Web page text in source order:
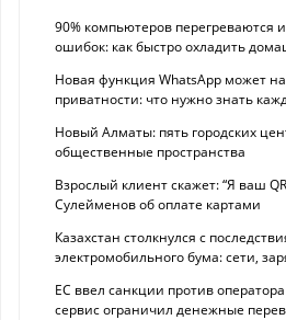
90% компьютеров перегреваются
ошибок: как быстро охладить
Новая функция WhatsApp может
приватности: что нужно знать
Новый Алматы: пять городских
общественные пространства
Взрослый клиент скажет: “Я ваш
Сулейменов об оплате картами
Казахстан столкнулся с
электромобильного бума: сети,
ЕС ввел санкции против
сервис ограничил денежные